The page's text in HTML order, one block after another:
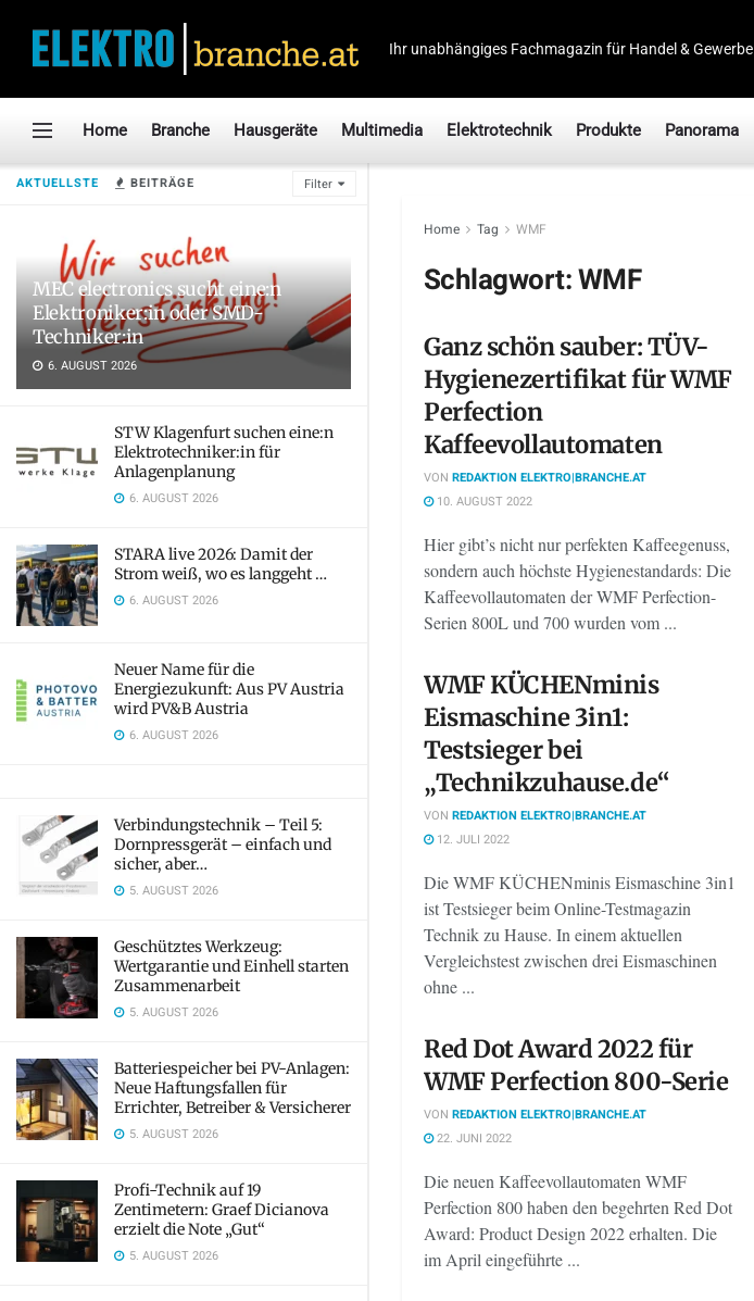
AKTUELLSTE BEITRÄGE Filter
MEC electronics sucht eine:n
Elektroniker:in oder SMD-
Techniker:in
6. AUGUST 2026
STW Klagenfurt suchen eine:n
Elektrotechniker:in für
Anlagenplanung
6. AUGUST 2026
STARA live 2026: Damit der
Strom weiß, wo es langgeht …
6. AUGUST 2026
Neuer Name für die
Energiezukunft: Aus PV Austria
wird PV&B Austria
6. AUGUST 2026
Verbindungstechnik – Teil 5:
Dornpressgerät – einfach und
sicher, aber…
5. AUGUST 2026
Geschütztes Werkzeug:
Wertgarantie und Einhell starten
Zusammenarbeit
5. AUGUST 2026
Batteriespeicher bei PV-Anlagen:
Neue Haftungsfallen für
Errichter, Betreiber & Versicherer
5. AUGUST 2026
Profi-Technik auf 19
Zentimetern: Graef Dicianova
erzielt die Note „Gut“
5. AUGUST 2026
Ihr unabhängiges Fachmagazin für Handel & Gewerbe
Home Branche Hausgeräte Multimedia Elektrotechnik Produkte Panorama
Home Tag WMF
Schlagwort:WMF
Ganz schön sauber: TÜV-
Hygienezertifikat für WMF
Perfection
Kaffeevollautomaten
VON REDAKTION ELEKTRO|BRANCHE.AT
10. AUGUST 2022
Hier gibt’s nicht nur perfekten Kaffeegenuss,
sondern auch höchste Hygienestandards: Die
Kaffeevollautomaten der WMF Perfection-
Serien 800L und 700 wurden vom ...
WMF KÜCHENminis
Eismaschine 3in1:
Testsieger bei
„Technikzuhause.de“
VON REDAKTION ELEKTRO|BRANCHE.AT
12. JULI 2022
Die WMF KÜCHENminis Eismaschine 3in1
ist Testsieger beim Online-Testmagazin
Technik zu Hause. In einem aktuellen
Vergleichstest zwischen drei Eismaschinen
ohne ...
Red Dot Award 2022 für
WMF Perfection 800-Serie
VON REDAKTION ELEKTRO|BRANCHE.AT
22. JUNI 2022
Die neuen Kaffeevollautomaten WMF
Perfection 800 haben den begehrten Red Dot
Award: Product Design 2022 erhalten. Die
im April eingeführte ...